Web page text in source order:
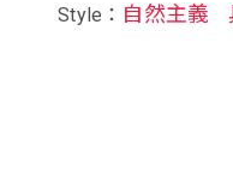
Style： 自然主義